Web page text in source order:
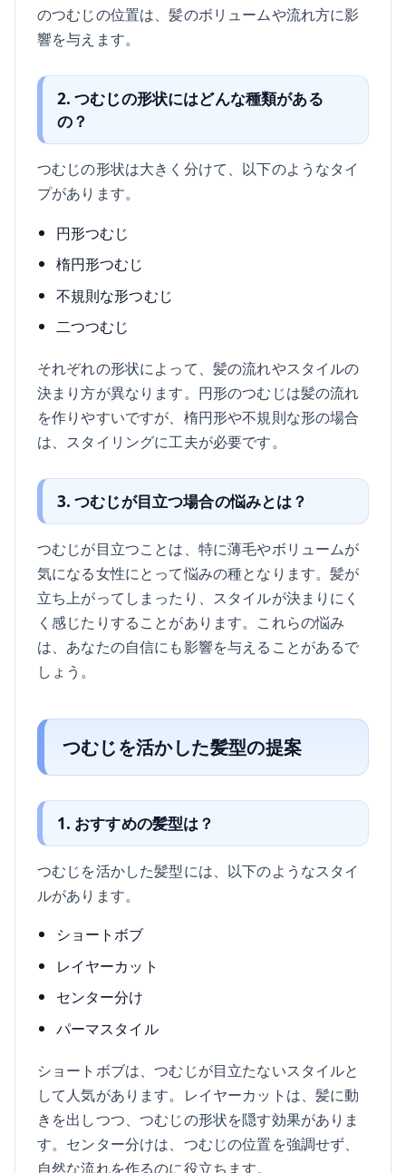
のつむじの位置は、髪のボリュームや流れ方に影
響を与えます。
2. つむじの形状にはどんな種類がある
の？
つむじの形状は大きく分けて、以下のようなタイ
プがあります。
円形つむじ
楕円形つむじ
不規則な形つむじ
二つつむじ
それぞれの形状によって、髪の流れやスタイルの
決まり方が異なります。円形のつむじは髪の流れ
を作りやすいですが、楕円形や不規則な形の場合
は、スタイリングに工夫が必要です。
3. つむじが目立つ場合の悩みとは？
つむじが目立つことは、特に薄毛やボリュームが
気になる女性にとって悩みの種となります。髪が
立ち上がってしまったり、スタイルが決まりにく
く感じたりすることがあります。これらの悩み
は、あなたの自信にも影響を与えることがあるで
しょう。
つむじを活かした髪型の提案
1. おすすめの髪型は？
つむじを活かした髪型には、以下のようなスタイ
ルがあります。
ショートボブ
レイヤーカット
センター分け
パーマスタイル
ショートボブは、つむじが目立たないスタイルと
して人気があります。レイヤーカットは、髪に動
きを出しつつ、つむじの形状を隠す効果がありま
す。センター分けは、つむじの位置を強調せず、
自然な流れを作るのに役立ちます。